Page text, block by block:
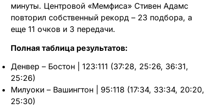
минуты. Центровой «Мемфиса» Стивен Адамс
повторил собственный рекорд – 23 подбора, а
еще 11 очков и 3 передачи.
Полная таблица результатов:
Денвер – Бостон | 123:111 (37:28, 25:26, 36:31,
25:26)
Милуоки – Вашингтон | 95:118 (17:34, 33:34, 20:20,
25:30)